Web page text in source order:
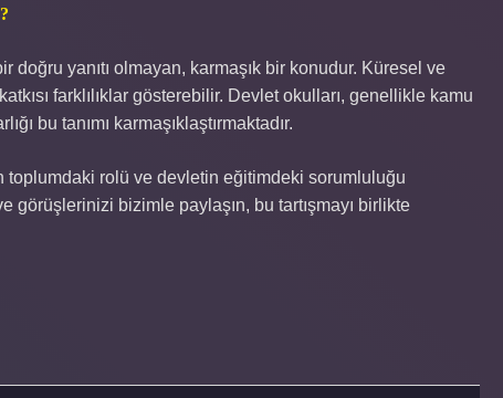
doğru yanıtı olmayan, karmaşık bir konudur. Küresel ve
farklılıklar gösterebilir. Devlet okulları, genellikle kamu
bu tanımı karmaşıklaştırmaktadır.
rolü ve devletin eğitimdeki sorumluluğu
görüşlerinizi bizimle paylaşın, bu tartışmayı birlikte